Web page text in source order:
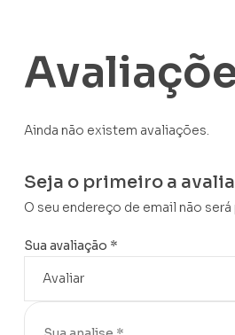
Ainda não existem avaliações.
Seja o primeiro a
O seu endereço de email não
Sua avaliação *